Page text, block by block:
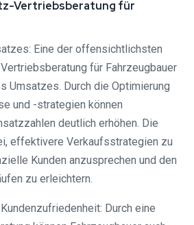
Vertriebsberatung für
Eine der offensichtlichsten
für Fahrzeugbauer
Umsatzes. Durch die Optimierung
und -strategien können
deutlich erhöhen. Die
effektivere Verkaufsstrategien zu
Kunden anzusprechen und den
zu erleichtern.
Durch eine